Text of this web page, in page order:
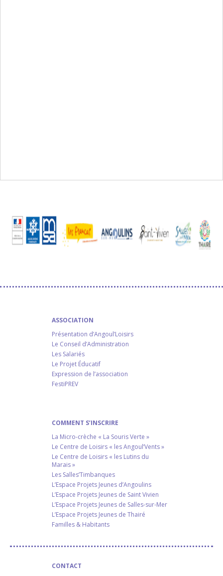
ASSOCIATION
Présentation d’Angoul’Loisirs
Le Conseil d’Administration
Les Salariés
Le Projet Éducatif
Expression de l’association
FestiPREV
COMMENT S’INSCRIRE
La Micro-crèche « La Souris Verte »
Le Centre de Loisirs « les Angoul’Vents »
Le Centre de Loisirs « les Lutins du
Marais »
Les Salles’Timbanques
L’Espace Projets Jeunes d’Angoulins
L’Espace Projets Jeunes de Saint Vivien
L’Espace Projets Jeunes de Salles-sur-Mer
L’Espace Projets Jeunes de Thairé
Familles & Habitants
CONTACT